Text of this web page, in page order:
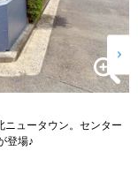
ニュータウン。センター
登場♪